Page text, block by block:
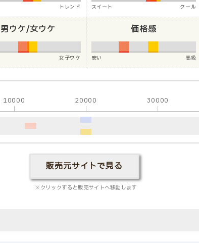
トレンド スイート クール
男ウケ/女ウケ
女子ウケ
価格感
安い 高級
10000 20000 30000
販売元サイトで見る
※クリックすると販売サイトへ移動します